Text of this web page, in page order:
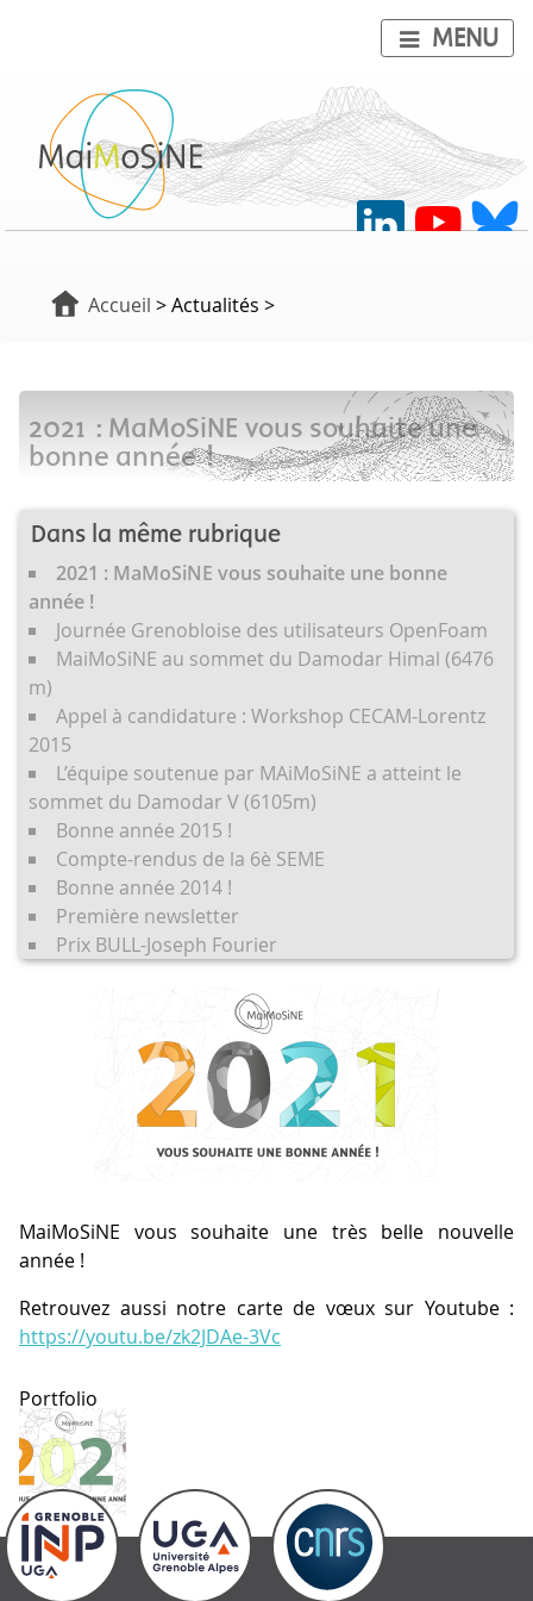
MENU
Accueil > Actualités >
2021 : MaMoSiNE vous souhaite une
bonne année !
Dans la même rubrique
2021 : MaMoSiNE vous souhaite une bonne
année !
Journée Grenobloise des utilisateurs OpenFoam
MaiMoSiNE au sommet du Damodar Himal (6476
m)
Appel à candidature : Workshop CECAM-Lorentz
2015
L’équipe soutenue par MAiMoSiNE a atteint le
sommet du Damodar V (6105m)
Bonne année 2015 !
Compte-rendus de la 6è SEME
Bonne année 2014 !
Première newsletter
Prix BULL-Joseph Fourier
MaiMoSiNE vous souhaite une très belle nouvelle
année !
Retrouvez aussi notre carte de vœux sur Youtube :
https://youtu.be/zk2JDAe-3Vc
Portfolio